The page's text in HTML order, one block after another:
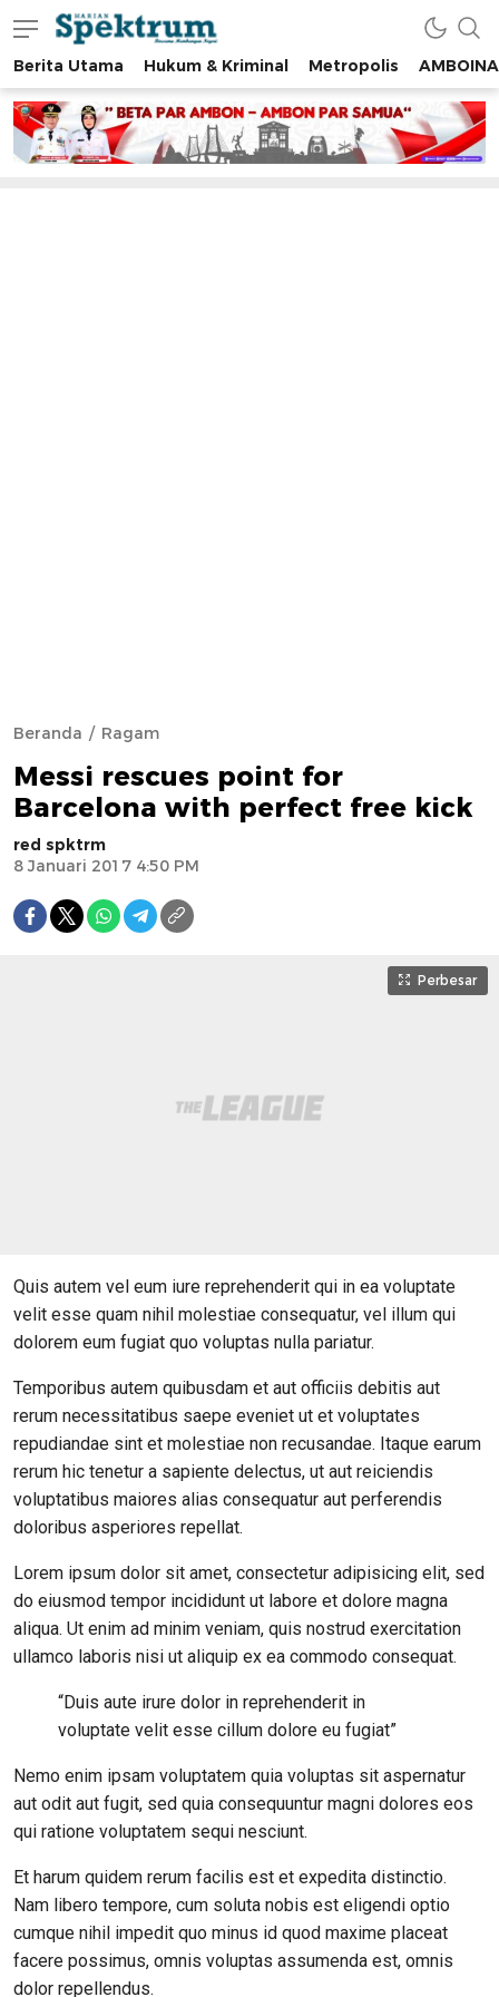
spektrumonline.com
Berita Utama Hukum & Kriminal Metropolis AMBOINA
Beranda Ragam
Messi rescues point for
Barcelona with perfect free kick
red spktrm
8 Januari 2017 4:50 PM
Perbesar
Quis autem vel eum iure reprehenderit qui in ea voluptate
velit esse quam nihil molestiae consequatur, vel illum qui
dolorem eum fugiat quo voluptas nulla pariatur.
Temporibus autem quibusdam et aut officiis debitis aut
rerum necessitatibus saepe eveniet ut et voluptates
repudiandae sint et molestiae non recusandae. Itaque earum
rerum hic tenetur a sapiente delectus, ut aut reiciendis
voluptatibus maiores alias consequatur aut perferendis
doloribus asperiores repellat.
Lorem ipsum dolor sit amet, consectetur adipisicing elit, sed
do eiusmod tempor incididunt ut labore et dolore magna
aliqua. Ut enim ad minim veniam, quis nostrud exercitation
ullamco laboris nisi ut aliquip ex ea commodo consequat.
“Duis aute irure dolor in reprehenderit in
voluptate velit esse cillum dolore eu fugiat”
Nemo enim ipsam voluptatem quia voluptas sit aspernatur
aut odit aut fugit, sed quia consequuntur magni dolores eos
qui ratione voluptatem sequi nesciunt.
Et harum quidem rerum facilis est et expedita distinctio.
Nam libero tempore, cum soluta nobis est eligendi optio
cumque nihil impedit quo minus id quod maxime placeat
facere possimus, omnis voluptas assumenda est, omnis
dolor repellendus.